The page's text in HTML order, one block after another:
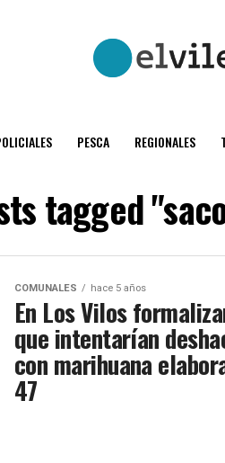
PESCA REGIONALES
tagged
COMUNALES hace 5 años
En Los Vilos
que intentarían
con marihuana
47